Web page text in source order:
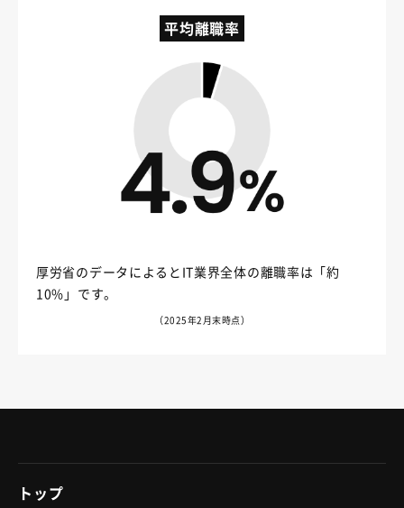
平均離職率
厚労省のデータによるとIT業界全体の離職率は「約
10%」です。
（2025年2月末時点）
トップ